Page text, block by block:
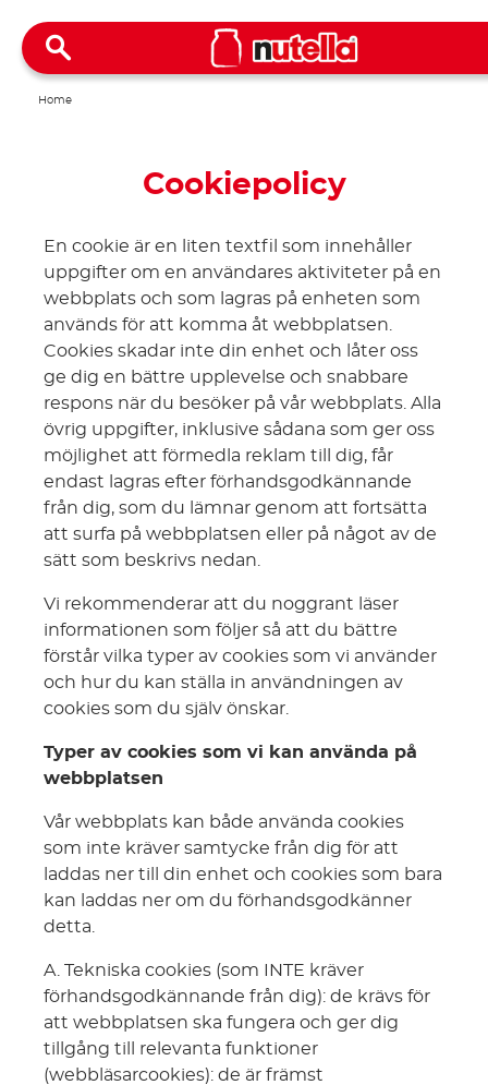
Home
Cookiepolicy
En cookie är en liten textfil som innehåller
uppgifter om en användares aktiviteter på en
webbplats och som lagras på enheten som
används för att komma åt webbplatsen.
Cookies skadar inte din enhet och låter oss
ge dig en bättre upplevelse och snabbare
respons när du besöker på vår webbplats. Alla
övrig uppgifter, inklusive sådana som ger oss
möjlighet att förmedla reklam till dig, får
endast lagras efter förhandsgodkännande
från dig, som du lämnar genom att fortsätta
att surfa på webbplatsen eller på något av de
sätt som beskrivs nedan.
Vi rekommenderar att du noggrant läser
informationen som följer så att du bättre
förstår vilka typer av cookies som vi använder
och hur du kan ställa in användningen av
cookies som du själv önskar.
Typer av cookies som vi kan använda på
webbplatsen
Vår webbplats kan både använda cookies
som inte kräver samtycke från dig för att
laddas ner till din enhet och cookies som bara
kan laddas ner om du förhandsgodkänner
detta.
A. Tekniska cookies (som INTE kräver
förhandsgodkännande från dig): de krävs för
att webbplatsen ska fungera och ger dig
tillgång till relevanta funktioner
(webbläsarcookies): de är främst